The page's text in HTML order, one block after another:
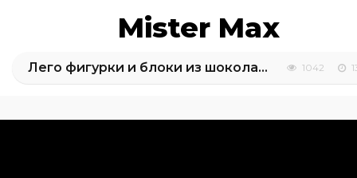
Mister Max
Лего фигурки и блоки из шоколада Макс делает конфеты и мороженое LEGO 1042